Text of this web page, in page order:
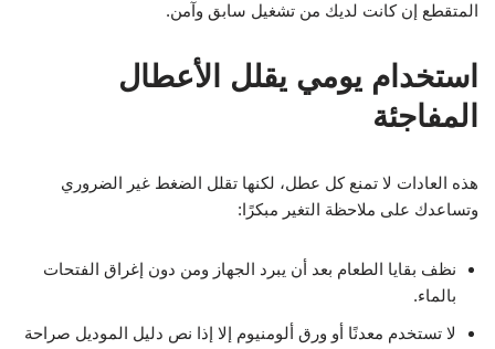
المتقطع إن كانت لديك من تشغيل سابق وآمن.
استخدام يومي يقلل الأعطال
المفاجئة
هذه العادات لا تمنع كل عطل، لكنها تقلل الضغط غير الضروري
وتساعدك على ملاحظة التغير مبكرًا:
نظف بقايا الطعام بعد أن يبرد الجهاز ومن دون إغراق الفتحات
بالماء.
لا تستخدم معدنًا أو ورق ألومنيوم إلا إذا نص دليل الموديل صراحة